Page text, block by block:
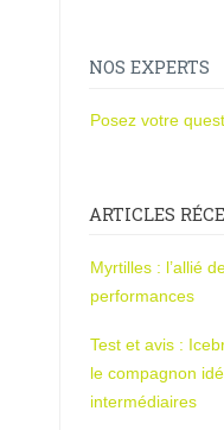
NOS EXPERTS
Posez votre
ARTICLES
Myrtilles : l’allié
performances
Test et avis :
le compagnon
intermédiaires